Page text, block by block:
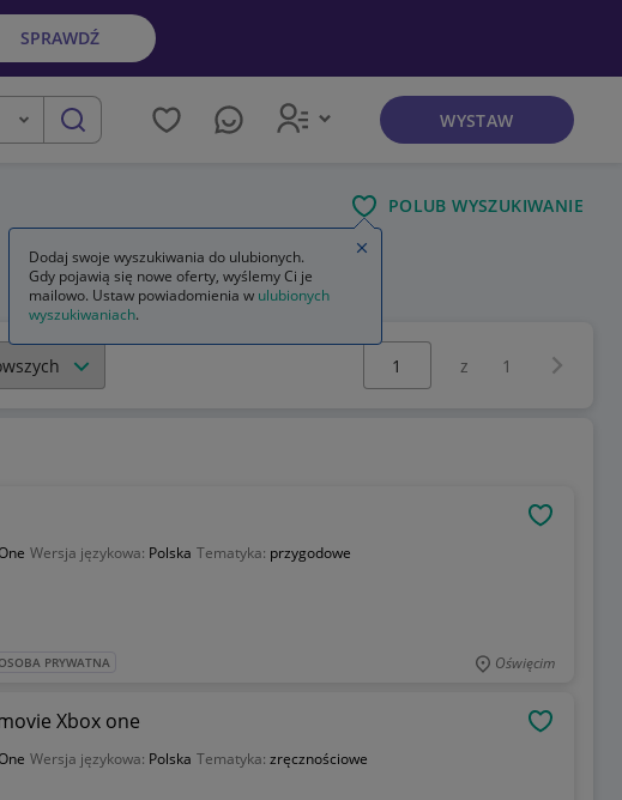
SPRAWDŹ
szukaj WYSTAW
POLUB WYSZUKIWANIE
Wybierz stronę:
z 1
Wersja językowa: Polska Tematyka: przygodowe
PRYWATNA Oświęcim
Xbox one
Wersja językowa: Polska Tematyka: zręcznościowe
Dodaj swoje wyszukiwania do ulubionych.
Gdy pojawią się nowe oferty, wyślemy Ci je
mailowo. Ustaw powiadomienia w ulubionych
wyszukiwaniach.
Zamknij wskazówkę